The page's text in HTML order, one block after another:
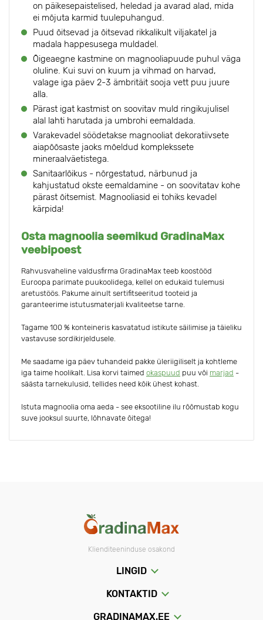
on päikesepaistelised, heledad ja avarad alad, mida
ei mõjuta karmid tuulepuhangud.
Puud õitsevad ja õitsevad rikkalikult viljakatel ja
madala happesusega muldadel.
Õigeaegne kastmine on magnooliapuude puhul väga
oluline. Kui suvi on kuum ja vihmad on harvad,
valage iga päev 2-3 ämbritäit sooja vett puu juure
alla.
Pärast igat kastmist on soovitav muld ringikujulisel
alal lahti harutada ja umbrohi eemaldada.
Varakevadel söödetakse magnooliat dekoratiivsete
aiapõõsaste jaoks mõeldud komplekssete
mineraalväetistega.
Sanitaarlõikus - nõrgestatud, närbunud ja
kahjustatud okste eemaldamine - on soovitatav kohe
pärast õitsemist. Magnooliasid ei tohiks kevadel
kärpida!
Osta magnoolia seemikud GradinaMax
veebipoest
Rahvusvaheline valdusfirma GradinaMax teeb koostööd
Euroopa parimate puukoolidega, kellel on edukaid tulemusi
aretustöös. Pakume ainult sertifitseeritud tooteid ja
garanteerime istutusmaterjali kvaliteetse tarne.
Tagame 100 % konteineris kasvatatud istikute säilimise ja täieliku
vastavuse sordikirjeldusele.
Me saadame iga päev tuhandeid pakke üleriigiliselt ja kohtleme
iga taime hoolikalt. Lisa korvi taimed okaspuud puu või marjad -
säästa tarnekulusid, tellides need kõik ühest kohast.
Istuta magnoolia oma aeda - see eksootiline ilu rõõmustab kogu
suve jooksul suurte, lõhnavate õitega!
Klienditeeninduse osakond
LINGID
KONTAKTID
GRADINAMAX.EE